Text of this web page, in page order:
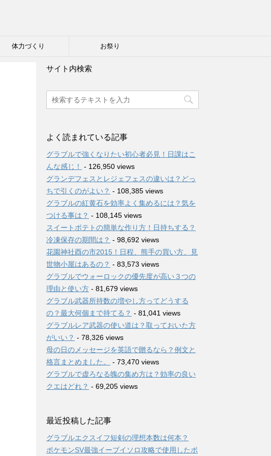
体力づくり お祭り
サイト内検索
よく読まれている記事
グラブルで強くなりたい初心者必見！日課はこ
んな感じ！
- 126,950 views
グランデフェスとレジェフェスの違いは？どっ
ちで引くのがよい？ - 108,385 views
グラブルの紅黄石を効率よく集めるには？気を
つける事は？ - 108,145 views
スイートポテトの簡単な作り方！日持ちする？
冷凍保存の期間は？ - 98,692 views
花園神社酉の市2015！日程、熊手の買い方、見
世物小屋はあるの？ - 83,573 views
グラブルでウォーロックの優先度が高い３つの
理由と使い方 - 81,679 views
グラブル武器所持数の増やし方ってどうする
の？最大何個まで持てる？ - 81,041 views
グラブルレア武器の使い道は？取っておいた方
がいい？ - 78,326 views
母の日のメッセージを英語で贈るなら？例文と
格言まとめました。
- 73,470 views
グラブルで虚ろなる魄の集め方は？効率の良い
クエはどれ？ - 69,205 views
最近投稿した記事
グラブルエクスイフ短剣の理想本数は何本？
ポケモンSV最強イーブイソロ攻略で使用したポ